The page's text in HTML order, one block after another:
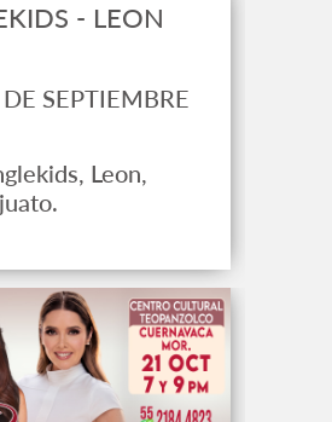
- LEON
SEPTIEMBRE
Leon,